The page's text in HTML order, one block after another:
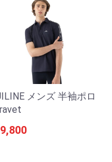
メンズ 半袖ポロ